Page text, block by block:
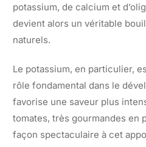
potassium, de calcium et
devient alors un véritable
naturels.
Le potassium, en particulier,
rôle fondamental dans le
favorise une saveur plus
tomates, très gourmandes en
façon spectaculaire à cet